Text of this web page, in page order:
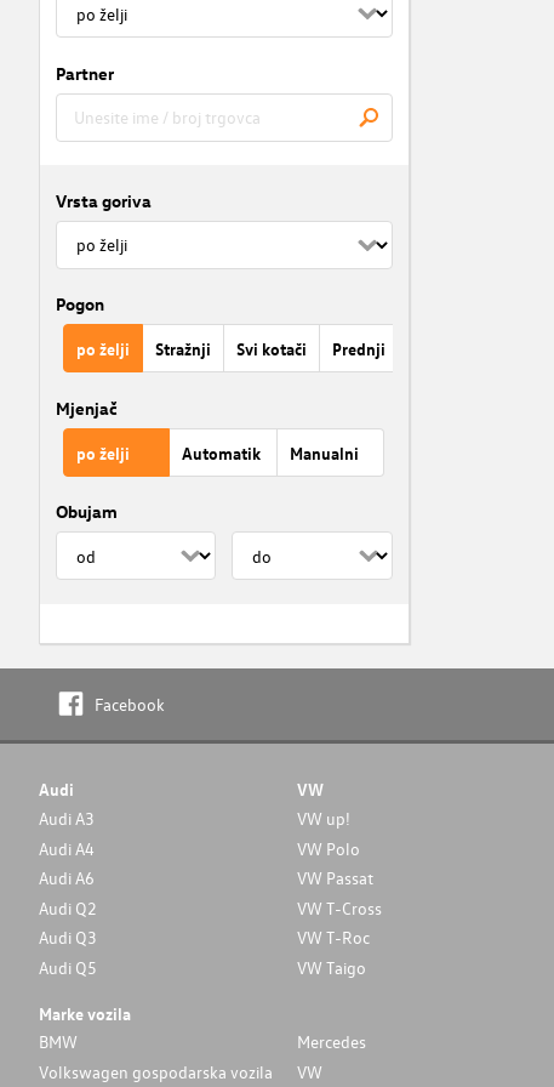
Partner
Vrsta goriva
Pogon
po želji Stražnji Svi kotači Prednji
Mjenjač
po želji Automatik Manualni
Obujam
Facebook
Audi
Audi A3
Audi A4
Audi A6
Audi Q2
Audi Q3
Audi Q5
VW
VW up!
VW Polo
VW Passat
VW T-Cross
VW T-Roc
VW Taigo
Marke vozila
BMW
Mercedes
Volkswagen gospodarska vozila
VW